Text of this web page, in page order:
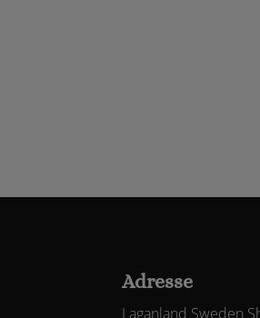
Adresse
Laganland Sweden